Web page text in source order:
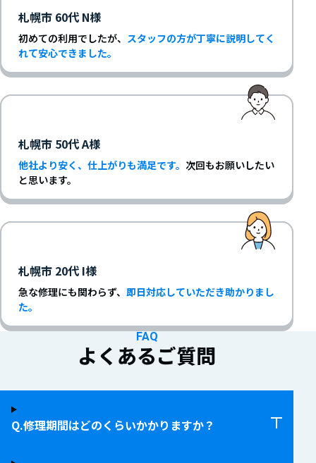
札幌市 60代 N様
初めての利用でしたが、 スタッフの方が丁寧に説明してく
れて安心できました。
札幌市 50代 A様
他社より安く、仕上がりも満足です。 次回もお願いしたい
と思います。
札幌市 20代 I様
急な修理にも関わらず、 即日対応していただき助かりまし
た。
FAQ
よくあるご質問
修理期間はどのくらいかかりますか？